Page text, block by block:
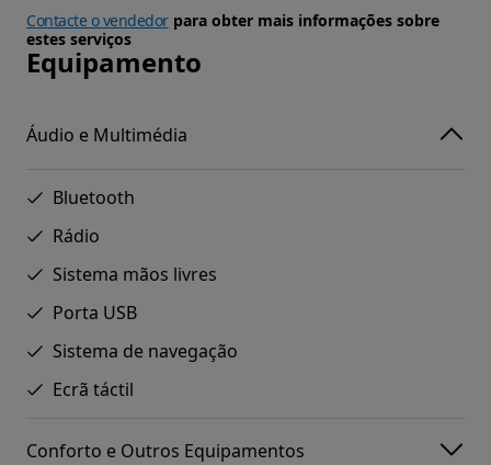
Contacte o vendedorpara obter mais informações sobre
estes serviços
Equipamento
Áudio e Multimédia
Bluetooth
Rádio
Sistema mãos livres
Porta USB
Sistema de navegação
Ecrã táctil
Conforto e Outros Equipamentos